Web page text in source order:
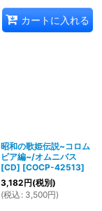
カートに入れる
昭和の歌姫伝説~コロム
ビア編~/オムニバス
[CD] [COCP-42513]
3,182円(税別)
(税込 : 3,500円)